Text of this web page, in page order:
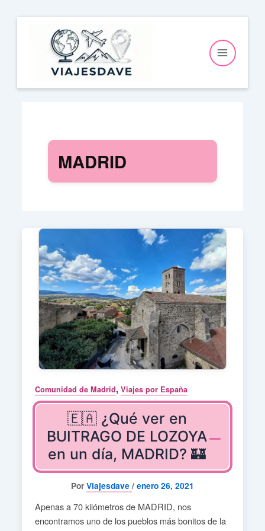
contenido
MADRID
Comunidad de Madrid, Viajes por España
🇪🇦 ¿Qué ver en
BUITRAGO DE LOZOYA
en un día, MADRID? 🏰
Por Viajesdave / enero 26, 2021
Apenas a 70 kilómetros de MADRID, nos
encontramos uno de los pueblos más bonitos de la